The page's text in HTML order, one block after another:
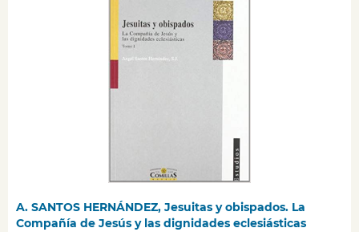
A. SANTOS HERNÁNDEZ, Jesuitas y obispados. La
Compañía de Jesús y las dignidades eclesiásticas